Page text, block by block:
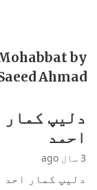
by
Ahmad
دلیپ
احمد
3 سال ago
دلیپ کمار احد